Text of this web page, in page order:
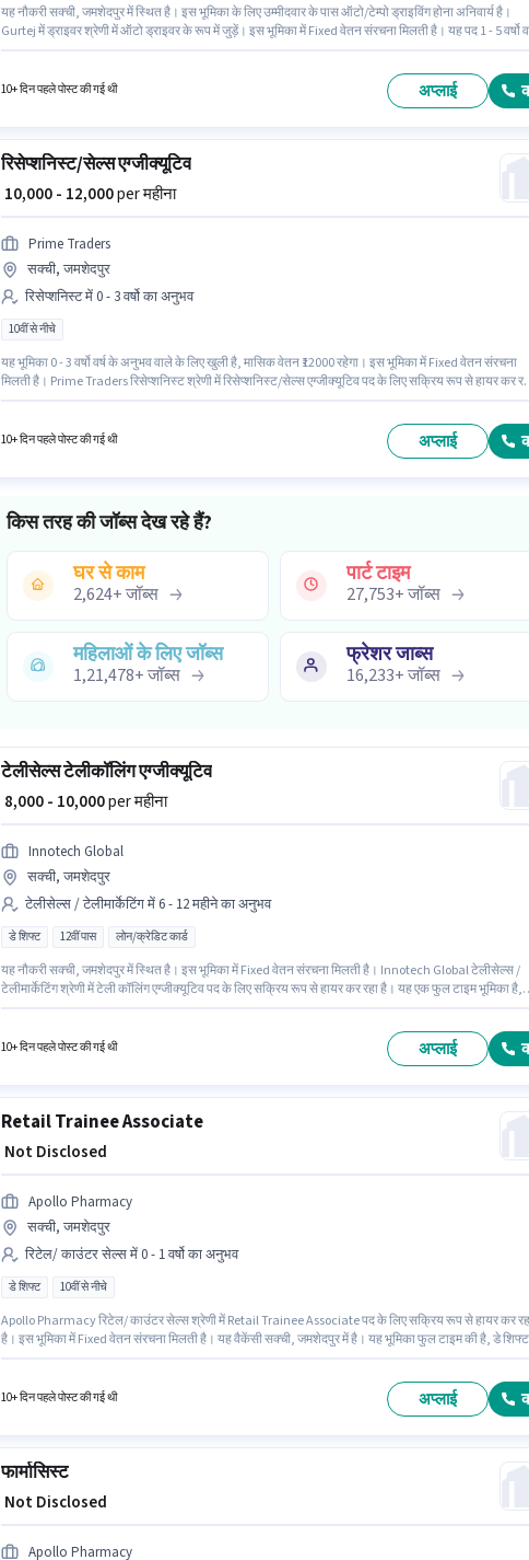
यह नौकरी सक्ची, जमशेदपुर में स्थित है। इस भूमिका के लिए उम्मीदवार के पास ऑटो/टेम्पो ड्राइविंग होना अनिवार्य है।
Gurtej में ड्राइवर श्रेणी में ऑटो ड्राइवर के रूप में जुड़ें। इस भूमिका में Fixed वेतन संरचना मिलती है। यह पद 1 - 5 वर्षो
10+ दिन पहले पोस्ट की गई थी अप्लाई
रिसेप्शनिस्ट/सेल्स एग्जीक्यूटिव
₹ 10,000 - 12,000per महीना
Prime Traders
सक्ची, जमशेदपुर
रिसेप्शनिस्ट में 0 - 3 वर्षो का अनुभव
10वीं से नीचे
यह भूमिका 0 - 3 वर्षो वर्ष के अनुभव वाले के लिए खुली है, मासिक वेतन ₹12000 रहेगा। इस भूमिका में Fixed वेतन संरचना
मिलती है। Prime Traders रिसेप्शनिस्ट श्रेणी में रिसेप्शनिस्ट/सेल्स एग्जीक्यूटिव पद के लिए सक्रिय रूप से हायर कर
10+ दिन पहले पोस्ट की गई थी अप्लाई
किस तरह की जॉब्स देख रहे हैं?
घर से काम
2,624+जॉब्स
पार्ट टाइम
27,753+जॉब्स
महिलाओं के लिए जॉब्स
1,21,478+जॉब्स
फ्रेशर जाब्स
16,233+जॉब्स
टेलीसेल्स टेलीकॉलिंग एग्जीक्यूटिव
₹ 8,000 - 10,000per महीना
Innotech Global
सक्ची, जमशेदपुर
टेलीसेल्स / टेलीमार्केटिंग में 6 - 12 महीने का अनुभव
डे शिफ्ट 12वीं पास लोन/क्रेडिट कार्ड
यह नौकरी सक्ची, जमशेदपुर में स्थित है। इस भूमिका में Fixed वेतन संरचना मिलती है। Innotech Global टेलीसेल्स /
टेलीमार्केटिंग श्रेणी में टेली कॉलिंग एग्जीक्यूटिव पद के लिए सक्रिय रूप से हायर कर रहा है। यह एक फुल टाइम भूमिका है,
10+ दिन पहले पोस्ट की गई थी अप्लाई
Retail Trainee Associate
₹ Not Disclosed
Apollo Pharmacy
सक्ची, जमशेदपुर
रिटेल/ काउंटर सेल्स में 0 - 1 वर्षो का अनुभव
डे शिफ्ट 10वीं से नीचे
Apollo Pharmacy रिटेल/ काउंटर सेल्स श्रेणी में Retail Trainee Associate पद के लिए सक्रिय रूप से हायर कर
है। इस भूमिका में Fixed वेतन संरचना मिलती है। यह वैकेंसी सक्ची, जमशेदपुर में है। यह भूमिका फुल टाइम की है, डे
10+ दिन पहले पोस्ट की गई थी अप्लाई
फार्मासिस्ट
₹ Not Disclosed
Apollo Pharmacy